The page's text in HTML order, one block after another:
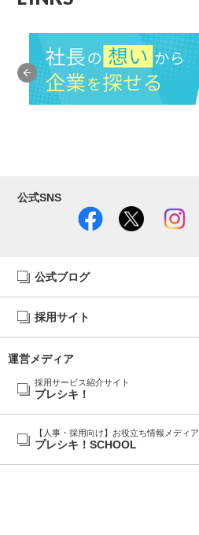
公式SNS
公式ブログ
採用サイト
運営メディア
採用サービス紹介サイト
プレシキ！
【人事・採用向け】お役立ち情報メディア
プレシキ！SCHOOL